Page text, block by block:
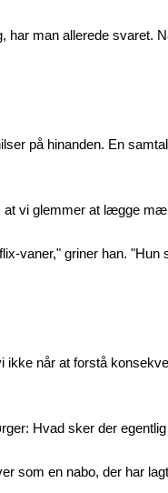
man allerede svaret.
på hinanden. En
at vi glemmer at lægge
vaner," griner han. "Hun
ikke når at forstå
Hvad sker der
som en nabo, der har